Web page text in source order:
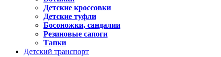
Детские кроссовки
Детские туфли
Босоножки, сандалии
Резиновые сапоги
Тапки
Детский транспорт